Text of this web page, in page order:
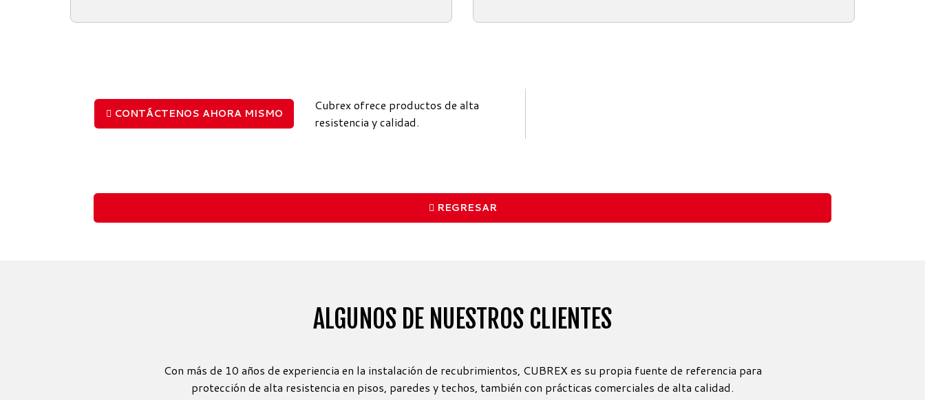
CONTÁCTENOS AHORA MISMO
Cubrex ofrece productos de alta
resistencia y calidad.
REGRESAR
ALGUNOS DE NUESTROS CLIENTES
Con más de 10 años de experiencia en la instalación de recubrimientos, CUBREX es su propia fuente de referencia para
protección de alta resistencia en pisos, paredes y techos, también con prácticas comerciales de alta calidad.